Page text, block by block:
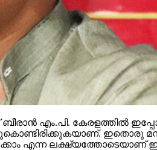
എം.പി. കേരളത്തില്‍
ഇതൊരു
എന്ന ലക്ഷ്യത്തോടെയാണ് ഈ